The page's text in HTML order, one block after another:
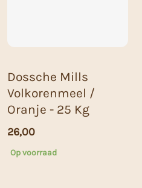
Dossche Mills
Volkorenmeel /
Oranje - 25 Kg
26,00
Op voorraad